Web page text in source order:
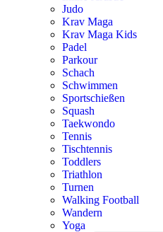
Judo
Krav Maga
Krav Maga Kids
Padel
Parkour
Schach
Schwimmen
Sportschießen
Squash
Taekwondo
Tennis
Tischtennis
Toddlers
Triathlon
Turnen
Walking Football
Wandern
Yoga